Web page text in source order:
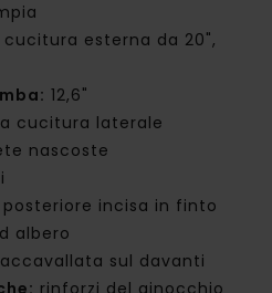
cucitura esterna da 20",
12,6"
cucitura laterale
nascoste
incisa in finto
albero
sul davanti